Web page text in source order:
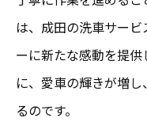
は、成田の洗車サー
ーに新たな感動を提
に、愛車の輝きが増
るのです。